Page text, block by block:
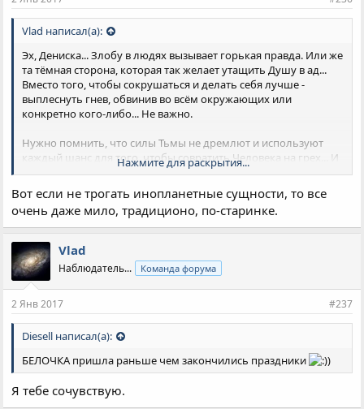
Vlad написал(а):
Эх, Дениска... Злобу в людях вызывает горькая правда. Или же
та тёмная сторона, которая так желает утащить Душу в ад...
Вместо того, чтобы сокрушаться и делать себя лучше -
выплеснуть гнев, обвинив во всём окружающих или
конкретно кого-либо... Не важно.
Нужно помнить, что силы Тьмы не дремлют и используют
каждый шанс для того, чтобы совратить Человека на грех... И
нет праведников в этом мире, есть только те, кто стремится
Силы Тьмы - это бесы, ровно как и тёмные инопланетные
сущности - рептилоиды, серые и прочая нечисть.
Воздействуют на человека, подсылая свои мысли и желания.
При том сам человек обычно считает их (мысли и желания) за
собственные. Как-то так.
Нажмите для раскрытия...
Вот если не трогать инопланетные сущности, то все
очень даже мило, традиционо, по-старинке.
Vlad
Наблюдатель... Команда форума
2 Янв 2017 #237
Diesell написал(а):
БЕЛОЧКА пришла раньше чем закончились праздники
Я тебе сочувствую.